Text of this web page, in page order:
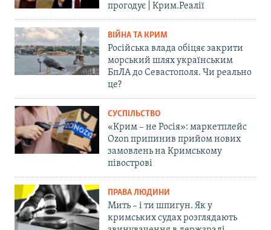
прогодує | Крим.Реалії
ВІЙНА ТА КРИМ
Російська влада обіцяє закрити
морський шлях українським
БпЛА до Севастополя. Чи реально
це?
СУСПІЛЬСТВО
«Крим – не Росія»: маркетплейс
Ozon припинив прийом нових
замовлень на Кримському
півострові
ПРАВА ЛЮДИНИ
Мить – і ти шпигун. Як у
кримських судах розглядають